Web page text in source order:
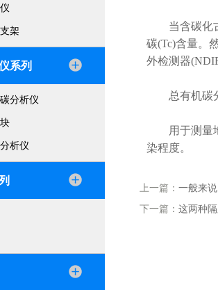
架
系列
分析仪
析仪
当含碳化古
碳(Tc)含量。
外检测器
总有机碳
用于测量地
染程度。
上一篇： 一般来
下一篇： 这两种